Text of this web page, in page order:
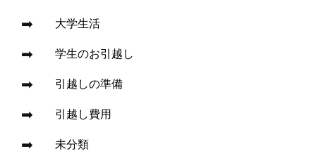
大学生活
学生のお引越し
引越しの準備
引越し費用
未分類